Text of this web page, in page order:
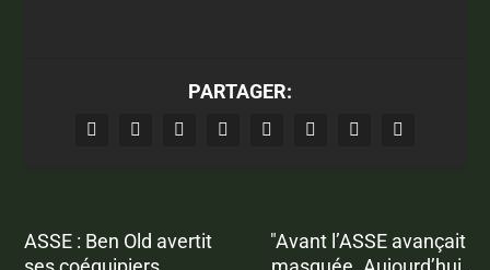
PARTAGER:
ASSE : Ben Old avertit
"Avant l’ASSE avançait